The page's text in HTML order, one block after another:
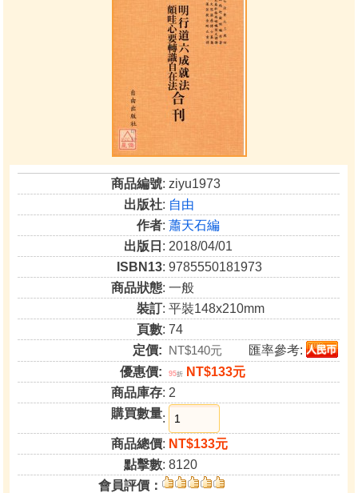
商品編號: ziyu1973
出版社: 自由
作者:蕭天石編
出版日 : 2018/04/01
ISBN13: 9785550181973
商品狀態: 一般
裝訂: 平裝148x210mm
頁數: 74
定價: NT$140元
匯率參考:
優惠價:
95折
NT$133元
商品庫存: 2
購買數量:
商品總價: NT$133元
點擊數: 8120
會員評價：